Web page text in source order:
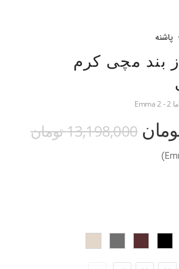
پاشنه
بند مچی کرم
اما 2 - Emma 2
13,198,000 تومان
پنجه متوسط
انتخاب کنید.